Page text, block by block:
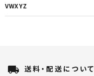
VWXYZ
local_shipping 送料・配送について